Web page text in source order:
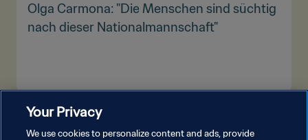
Olga Carmona: "Die Menschen sind süchtig
nach dieser Nationalmannschaft"
Your Privacy
We use cookies to personalize content and ads, provide